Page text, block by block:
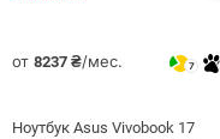
от 8237 ₴/мес. 7
Ноутбук Asus Vivobook 17